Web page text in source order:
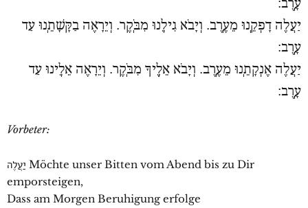
עָֽרֶב:
יַעֲלֶה דָפְקֵֽנוּ מֵעֶֽרֶב. וְיָבֹא גִילֵֽנוּ מִבֹּֽקֶר. וְיֵרָאֶה בַקָּשָׁתֵֽנוּ עַד
עָֽרֶב:
יַעֲלֶה אֶנְקָתֵֽנוּ מֵעֶֽרֶב. וְיָבֹא אֵלֶֽיךָ מִבֹּֽקֶר. וְיֵרָאֶה אֵלֵֽינוּ עַד
עָֽרֶב:
Vorbeter:
יַעֲלֶה Möchte unser Bitten vom Abend bis zu Dir
emporsteigen,
Dass am Morgen Beruhigung erfolge